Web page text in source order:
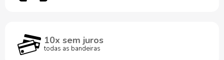
10x sem juros
todas as bandeiras